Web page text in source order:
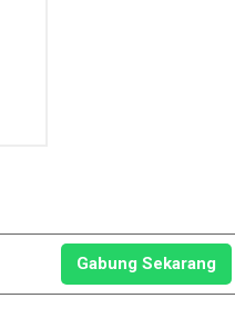
Gabung Sekarang